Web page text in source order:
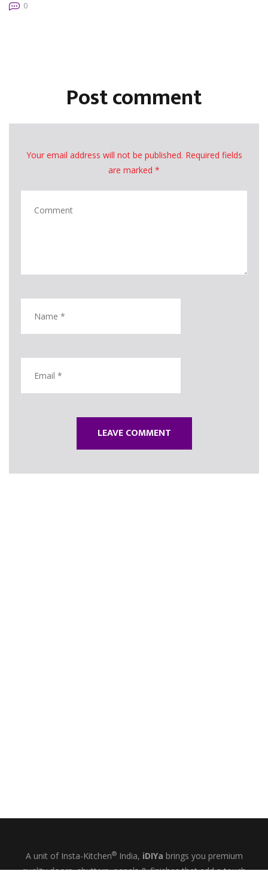
0
Post comment
Your email address will not be published. Required fields
are marked *
A unit of Insta-Kitchen®India, iDIYa brings you premium
quality doors, shutters, panels & finishes that add a touch